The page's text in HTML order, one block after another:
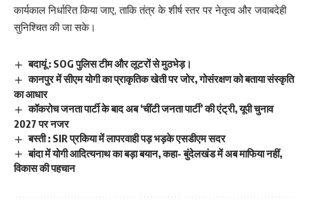
कार्यकाल निर्धारित किया जाए, ताकि तंत्र के शीर्ष स्तर पर नेतृत्व और जवाबदेही
सुनिश्चित की जा सके।
बदायूं : SOG पुलिस टीम और लूटरों से मुठभेड़।
कानपुर में सीएम योगी का प्राकृतिक खेती पर जोर, गोसंरक्षण को बताया संस्कृति
का आधार
कॉकरोच जनता पार्टी के बाद अब ‘चींटी जनता पार्टी’ की एंट्री, यूपी चुनाव
2027 पर नजर
बस्ती : SIR प्रकिया में लापरवाही पड़ भड़के एसडीएम सदर
बांदा में योगी आदित्यनाथ का बड़ा बयान, कहा- बुंदेलखंड में अब माफिया नहीं,
विकास की पहचान